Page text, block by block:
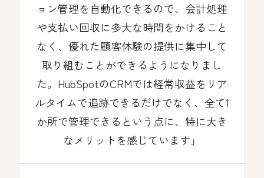
ョン管理を自動化できるので、会計処理
や支払い回収に多大な時間をかけること
なく、優れた顧客体験の提供に集中して
取り組むことができるようになりまし
た。HubSpotのCRMでは経常収益をリア
ルタイムで追跡できるだけでなく、全て1
か所で管理できるという点に、特に大き
なメリットを感じています